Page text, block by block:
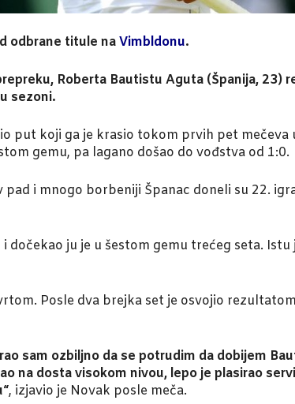
odbrane titule naVimbldonu.
Roberta Bautistu Aguta (Španija, 23)
sezoni.
put koji ga je krasio tokom prvih pet
gemu, pa lagano došao do vođstva od 1:0.
i mnogo borbeniji Španac doneli su 22.
dočekao ju je u šestom gemu trećeg seta.
Posle dva brejka set je osvojio
sam ozbiljno da se potrudim da dobijem
na dosta visokom nivou, lepo je plasirao
, izjavio je Novak posle meča.